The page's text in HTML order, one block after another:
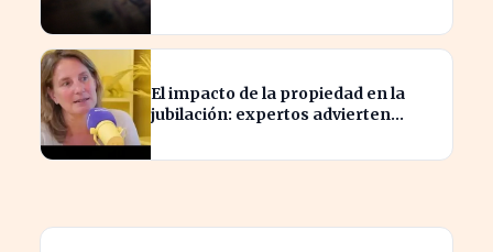
billones
El impacto de la propiedad en la
jubilación: expertos advierten